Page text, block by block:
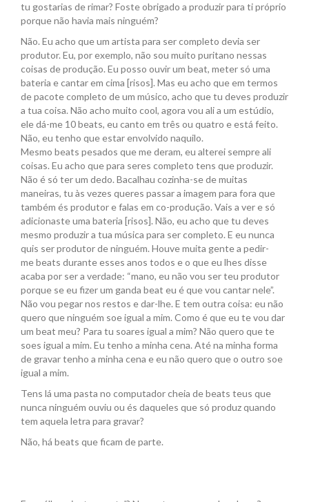
tu gostarias de rimar? Foste obrigado a produzir para ti próprio
porque não havia mais ninguém?
Não. Eu acho que um artista para ser completo devia ser
produtor. Eu, por exemplo, não sou muito puritano nessas
coisas de produção. Eu posso ouvir um beat, meter só uma
bateria e cantar em cima [risos]. Mas eu acho que em termos
de pacote completo de um músico, acho que tu deves produzir
a tua coisa. Não acho muito cool, agora vou ali a um estúdio,
ele dá-me 10 beats, eu canto em três ou quatro e está feito.
Não, eu tenho que estar envolvido naquilo.
Mesmo beats pesados que me deram, eu alterei sempre ali
coisas. Eu acho que para seres completo tens que produzir.
Não é só ter um dedo. Bacalhau cozinha-se de muitas
maneiras, tu às vezes queres passar a imagem para fora que
também és produtor e falas em co-produção. Vais a ver e só
adicionaste uma bateria [risos]. Não, eu acho que tu deves
mesmo produzir a tua música para ser completo. E eu nunca
quis ser produtor de ninguém. Houve muita gente a pedir-
me beats durante esses anos todos e o que eu lhes disse
acaba por ser a verdade: “mano, eu não vou ser teu produtor
porque se eu fizer um ganda beat eu é que vou cantar nele”.
Não vou pegar nos restos e dar-lhe. E tem outra coisa: eu não
quero que ninguém soe igual a mim. Como é que eu te vou dar
um beat meu? Para tu soares igual a mim? Não quero que te
soes igual a mim. Eu tenho a minha cena. Até na minha forma
de gravar tenho a minha cena e eu não quero que o outro soe
igual a mim.
Tens lá uma pasta no computador cheia de beats teus que
nunca ninguém ouviu ou és daqueles que só produz quando
tem aquela letra para gravar?
Não, há beats que ficam de parte.